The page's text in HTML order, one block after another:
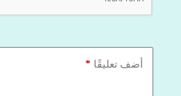
أضف تعليقًا *